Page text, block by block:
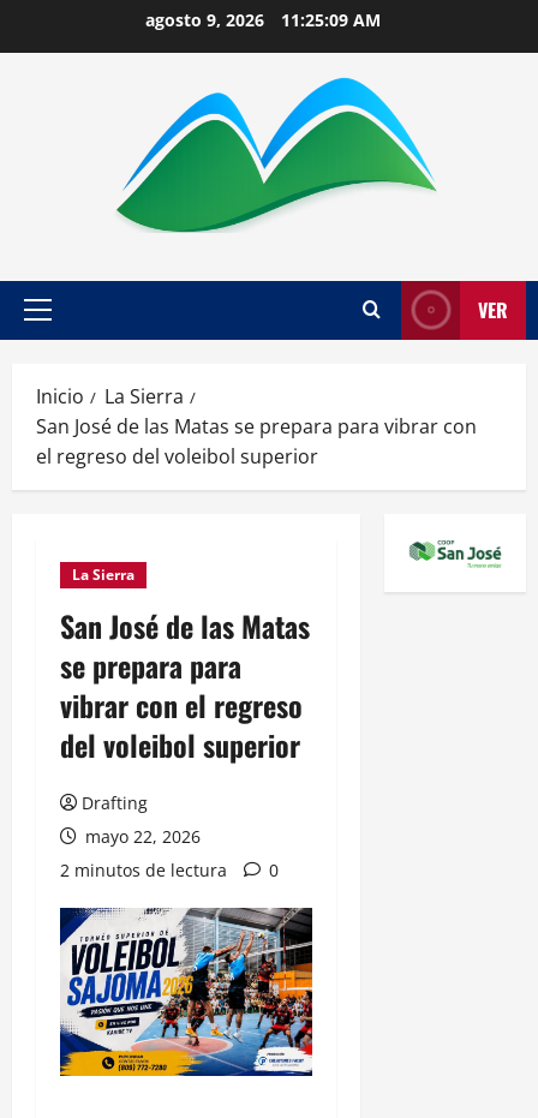
agosto 9, 2026 11:25:10 AM
Menú
VER
Inicio
La Sierra
San José de las Matas se prepara para vibrar con
el regreso del voleibol superior
La Sierra
San José de las Matas
se prepara para
vibrar con el regreso
del voleibol superior
Drafting
mayo 22, 2026
2 minutos de lectura
0